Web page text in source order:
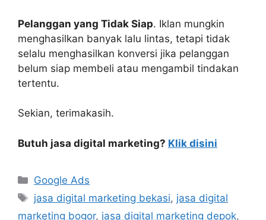
Pelanggan yang Tidak Siap. Iklan mungkin
menghasilkan banyak lalu lintas, tetapi tidak
selalu menghasilkan konversi jika pelanggan
belum siap membeli atau mengambil tindakan
tertentu.
Sekian, terimakasih.
Butuh jasa digital marketing? Klik disini
Google Ads
jasa digital marketing bekasi, jasa digital
marketing bogor, jasa digital marketing depok,